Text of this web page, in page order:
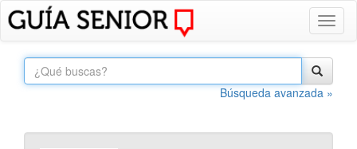
Búsqueda avanzada »